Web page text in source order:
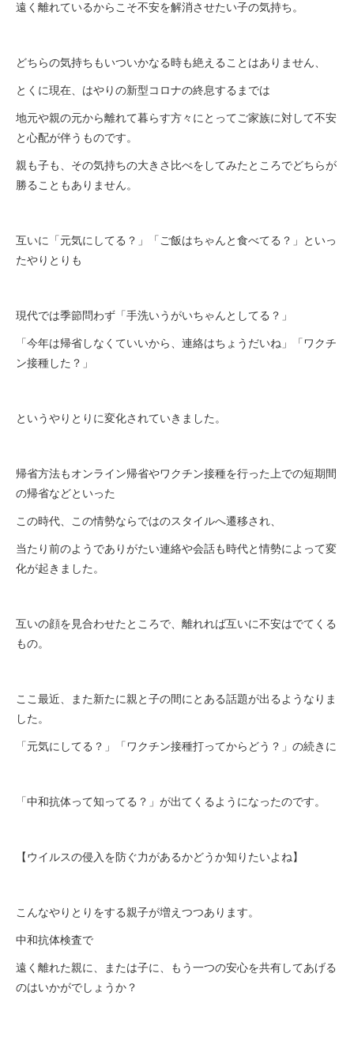
遠く離れているからこそ不安を解消させたい子の気持ち。
どちらの気持ちもいついかなる時も絶えることはありません、
とくに現在、はやりの新型コロナの終息するまでは
地元や親の元から離れて暮らす方々にとってご家族に対して不安
と心配が伴うものです。
親も子も、その気持ちの大きさ比べをしてみたところでどちらが
勝ることもありません。
互いに「元気にしてる？」「ご飯はちゃんと食べてる？」といっ
たやりとりも
現代では季節問わず「手洗いうがいちゃんとしてる？」
「今年は帰省しなくていいから、連絡はちょうだいね」「ワクチ
ン接種した？」
というやりとりに変化されていきました。
帰省方法もオンライン帰省やワクチン接種を行った上での短期間
の帰省などといった
この時代、この情勢ならではのスタイルへ遷移され、
当たり前のようでありがたい連絡や会話も時代と情勢によって変
化が起きました。
互いの顔を見合わせたところで、離れれば互いに不安はでてくる
もの。
ここ最近、また新たに親と子の間にとある話題が出るようなりま
した。
「元気にしてる？」「ワクチン接種打ってからどう？」の続きに
「中和抗体って知ってる？」が出てくるようになったのです。
【ウイルスの侵入を防ぐ力があるかどうか知りたいよね】
こんなやりとりをする親子が増えつつあります。
中和抗体検査で
遠く離れた親に、または子に、もう一つの安心を共有してあげる
のはいかがでしょうか？